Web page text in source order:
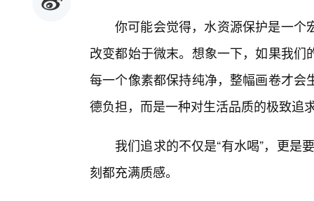
你可能会觉得，水资源保护是一个
改变都始于微末。想象一下，如果我
每一个像素都保持纯净，整幅画卷才
德负担，而是一种对生活品质的极致追
我们追求的不仅是“有水喝”，更是
刻都充满质感。